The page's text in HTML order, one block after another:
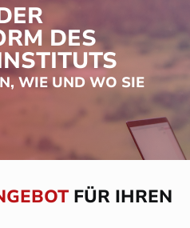
DES
WIE UND WO SIE
FÜR IHREN